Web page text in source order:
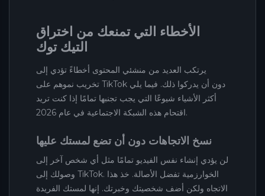
الأخطاء التي تمنعك من اختراق
التيك توك
يرتكب العديد من منشئي المحتوى أخطاءً تؤدي إلى
تخريب نموهم على TikTok دون أن يدركوا ذلك. فيما يلي
أكثر الأشياء شيوعًا التي يجب تجنبها تمامًا إذا كنت تريد
اقتحام هذه الشبكة الاجتماعية في عام 2026.
نسخ الاتجاهات دون أن تضع لمستك عليها
لن يؤدي إنشاء نفس الفيديو تمامًا مثل أي شخص آخر إلى
وصولك إلى TikTok. الخوارزمية تفضل الأصالة. خذ هذا
الاتجاه ولكن أضف شخصيتك وخبرتك. إنها لمستك الفريدة